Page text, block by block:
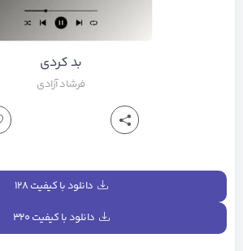
بد کردی
فرشاد آزادی
دانلود با کیفیت ۱۲۸
دانلود با کیفیت ۳۲۰